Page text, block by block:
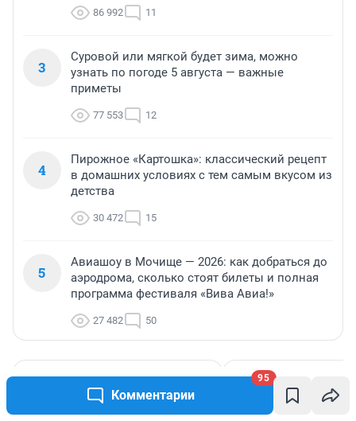
Комментарии
95
86 992 11
3
Суровой или мягкой будет зима, можно
узнать по погоде 5 августа — важные
приметы
77 553 12
4
Пирожное «Картошка»: классический рецепт
в домашних условиях с тем самым вкусом из
детства
30 472 15
5
Авиашоу в Мочище — 2026: как добраться до
аэродрома, сколько стоят билеты и полная
программа фестиваля «Вива Авиа!»
27 482 50
МНЕНИЕ
«Мы видим нового
МНЕНИЕ
Наследие,